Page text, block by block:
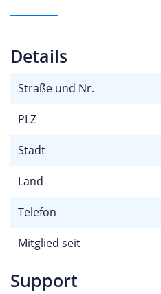
Details
Straße und Nr.
PLZ
Stadt
Land
Telefon
Mitglied seit
Support